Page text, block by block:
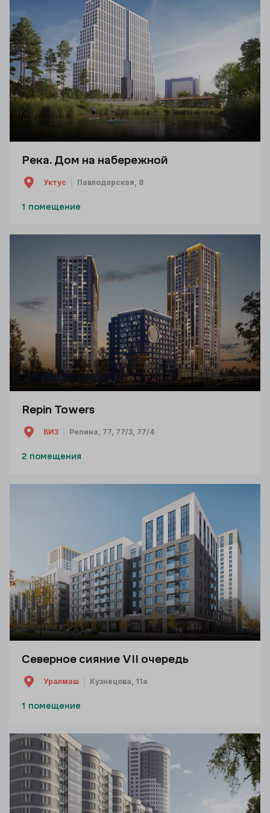
Река. Дом на набережной
Уктус Павлодарская, 8
1 помещение
Repin Towers
ВИЗ Репина, 77, 77/3, 77/4
2 помещения
Северное сияние VII очередь
Уралмаш Кузнецова, 11а
1 помещение